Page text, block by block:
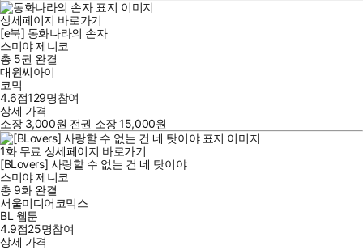
상세페이지 바로가기
[e북] 동화나라의 손자
스미야 제니코
총 5권 완결
대원씨아이
코믹
4.6점129명참여
상세 가격
소장 3,000원 전권 소장15,000원
1화 무료 상세페이지 바로가기
[BLovers] 사랑할 수 없는 건 네 탓이야
스미야 제니코
총 9화 완결
서울미디어코믹스
BL 웹툰
4.9점25명참여
상세 가격